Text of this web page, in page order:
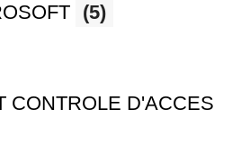
(5)
CONTROLE D'ACCES